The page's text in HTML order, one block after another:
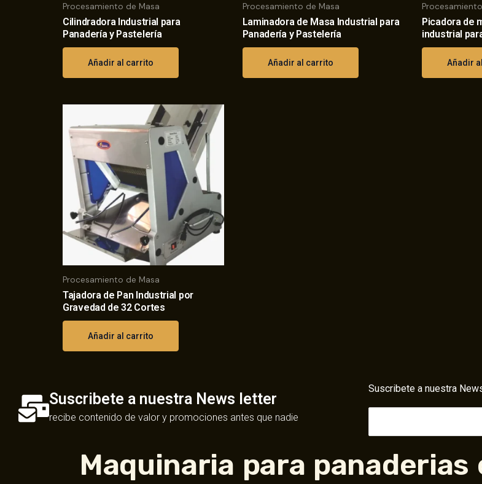
Procesamiento de Masa
Cilindradora Industrial para
Panadería y Pastelería
Añadir al carrito
Procesamiento de Masa
Laminadora de Masa Industrial para
Panadería y Pastelería
Añadir al carrito
Picadora de
industrial
Añadir
Procesamiento de Masa
Tajadora de Pan Industrial por
Gravedad de 32 Cortes
Añadir al carrito
Suscribete a nuestra News letter
recibe contenido de valor y promociones antes que nadie
Suscribete a nuestra
Maquinaria para panaderias